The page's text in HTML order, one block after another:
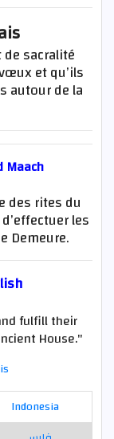
sacralité
et qu’ils
autour de la
Maach
des rites du
les
Demeure.
fulfill their
House."
Indonesia